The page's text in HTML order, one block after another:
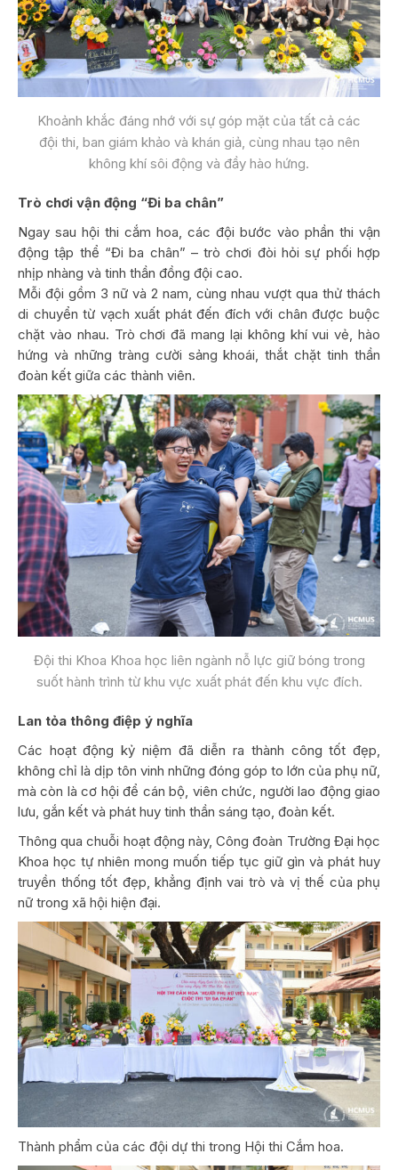
Khoảnh khắc đáng nhớ với sự góp mặt của tất cả các
đội thi, ban giám khảo và khán giả, cùng nhau tạo nên
không khí sôi động và đầy hào hứng.
Trò chơi vận động “Đi ba chân”
Ngay sau hội thi cắm hoa, các đội bước vào phần thi vận
động tập thể “Đi ba chân” – trò chơi đòi hỏi sự phối hợp
nhịp nhàng và tinh thần đồng đội cao.
Mỗi đội gồm 3 nữ và 2 nam, cùng nhau vượt qua thử thách
di chuyển từ vạch xuất phát đến đích với chân được buộc
chặt vào nhau. Trò chơi đã mang lại không khí vui vẻ, hào
hứng và những tràng cười sảng khoái, thắt chặt tinh thần
đoàn kết giữa các thành viên.
Đội thi Khoa Khoa học liên ngành nỗ lực giữ bóng trong
suốt hành trình từ khu vực xuất phát đến khu vực đích.
Lan tỏa thông điệp ý nghĩa
Các hoạt động kỷ niệm đã diễn ra thành công tốt đẹp,
không chỉ là dịp tôn vinh những đóng góp to lớn của phụ nữ,
mà còn là cơ hội để cán bộ, viên chức, người lao động giao
lưu, gắn kết và phát huy tinh thần sáng tạo, đoàn kết.
Thông qua chuỗi hoạt động này, Công đoàn Trường Đại học
Khoa học tự nhiên mong muốn tiếp tục giữ gìn và phát huy
truyền thống tốt đẹp, khẳng định vai trò và vị thế của phụ
nữ trong xã hội hiện đại.
Thành phẩm của các đội dự thi trong Hội thi Cắm hoa.